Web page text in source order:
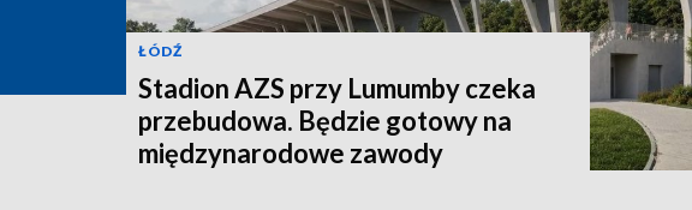
ŁÓDŹ
Stadion AZS przy Lumumby czeka
przebudowa. Będzie gotowy na
międzynarodowe zawody